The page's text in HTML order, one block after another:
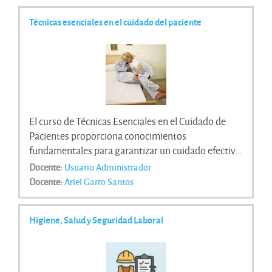
Técnicas esenciales en el cuidado del paciente
El curso de Técnicas Esenciales en el Cuidado de
Pacientes proporciona conocimientos
fundamentales para garantizar un cuidado efectivo
y seguro. Incluye habilidades prácticas,
comunicación empática, procedimientos básicos y
manejo adecuado de equipos médicos. Ideal para
quienes buscan desarrollar competencias clave en
el ámbito del cuidado y bienestar de pacientes.
Docente: Usuario Administrador
Docente: Ariel Garro Santos
Higiene, Salud y Seguridad Laboral